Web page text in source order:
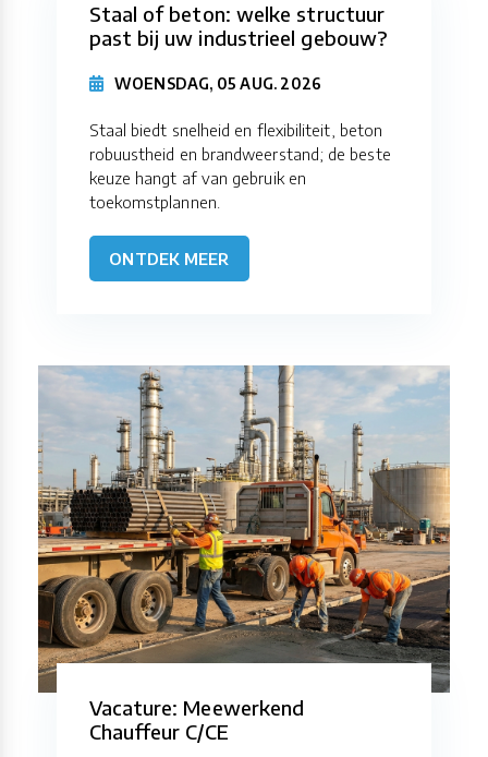
Staal of beton: welke structuur
past bij uw industrieel gebouw?
WOENSDAG, 05 AUG. 2026
Staal biedt snelheid en flexibiliteit, beton
robuustheid en brandweerstand; de beste
keuze hangt af van gebruik en
toekomstplannen.
ONTDEK MEER
Vacature: Meewerkend
Chauffeur C/CE